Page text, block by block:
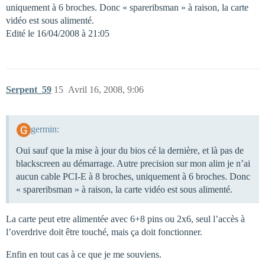
uniquement à 6 broches. Donc « spareribsman » à raison, la carte
vidéo est sous alimenté.
Edité le 16/04/2008 à 21:05
Serpent_59 Avril 16, 2008, 9:06
15
germin:
Oui sauf que la mise à jour du bios cé la dernière, et là pas de
blackscreen au démarrage. Autre precision sur mon alim je n’ai
aucun cable PCI-E à 8 broches, uniquement à 6 broches. Donc
« spareribsman » à raison, la carte vidéo est sous alimenté.
La carte peut etre alimentée avec 6+8 pins ou 2x6, seul l’accès à
l’overdrive doit être touché, mais ça doit fonctionner.
Enfin en tout cas à ce que je me souviens.